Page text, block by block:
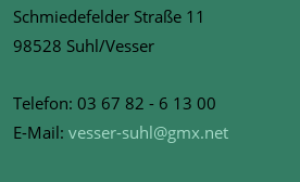
Schmiedefelder Straße 11
98528 Suhl/Vesser
Telefon: 03 67 82 - 6 13 00
E-Mail: vesser-suhl@gmx.net